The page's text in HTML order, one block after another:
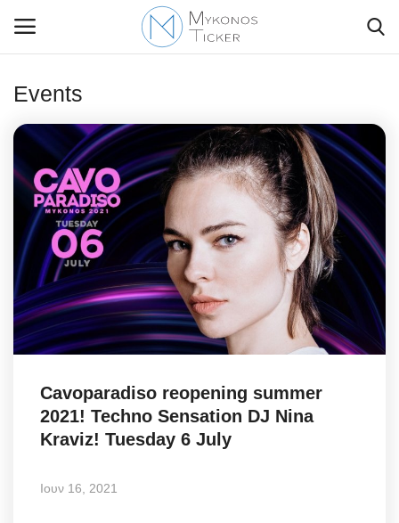
Contact Us
Politique
Business
Travel
World
Greece
Events
Cavoparadiso reopening summer
2021! Techno Sensation DJ Nina
Kraviz! Tuesday 6 July
Ιουν 16, 2021